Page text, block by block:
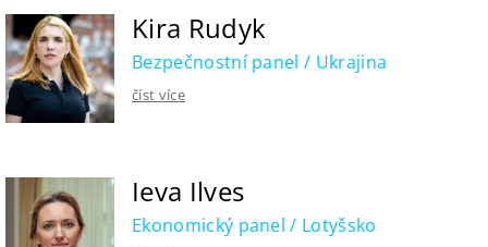
Kira Rudyk
Bezpečnostní panel / Ukrajina
číst více
Ieva Ilves
Ekonomický panel / Lotyšsko